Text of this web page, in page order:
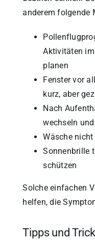
anderem folgende
Aktivitäten
planen
Fenster vor
kurz, aber
Nach
wechseln
Wäsche
Sonnenbrille
schützen
Solche einfachen
helfen, die
Tipps und